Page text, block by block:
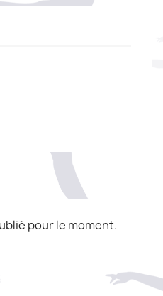
pour le moment.